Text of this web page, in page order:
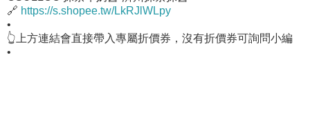
🔗 https://s.shopee.tw/LkRJlWLpy
•
👆上方連結會直接帶入專屬折價券，沒有折價券可詢問小編
•